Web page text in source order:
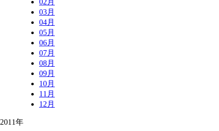
03月
04月
05月
06月
07月
08月
09月
10月
11月
12月
2011年